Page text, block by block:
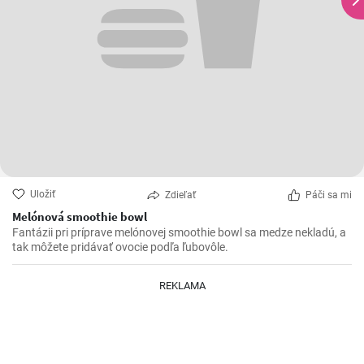
Uložiť Zdieľať Páči sa mi
Melónová smoothie bowl
Fantázii pri príprave melónovej smoothie bowl sa medze nekladú, a
tak môžete pridávať ovocie podľa ľubovôle.
REKLAMA